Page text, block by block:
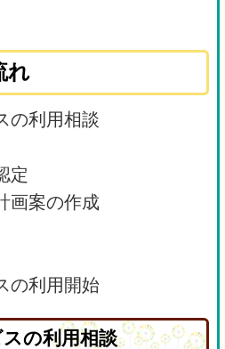
れ
の利用相談
定
画案の作成
の利用開始
の利用相談